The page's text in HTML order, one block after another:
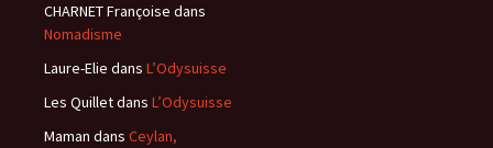
CHARNET Françoise dans
Nomadisme
Laure-Elie dans L’Odysuisse
Les Quilletdans L’Odysuisse
Maman dans Ceylan,